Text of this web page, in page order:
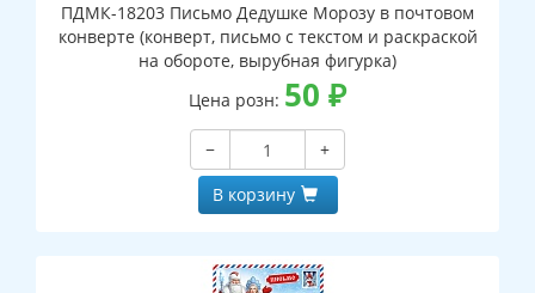
ПДМК-18203 Письмо Дедушке Морозу в почтовом
конверте (конверт, письмо с текстом и раскраской
на обороте, вырубная фигурка)
Цена розн: 50 ₽
−
+
В корзину